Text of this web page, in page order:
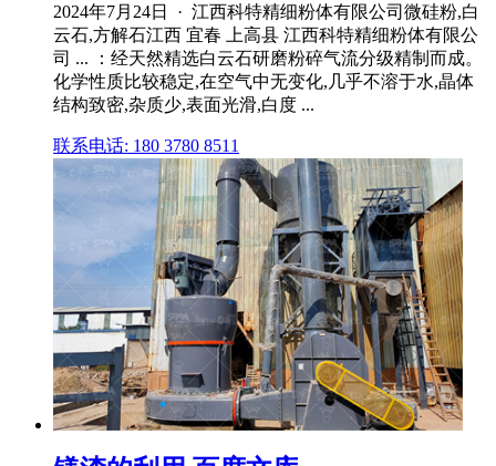
2024年7月24日 · 江西科特精细粉体有限公司微硅粉,白
云石,方解石江西 宜春 上高县 江西科特精细粉体有限公
司 ... ：经天然精选白云石研磨粉碎气流分级精制而成。
化学性质比较稳定,在空气中无变化,几乎不溶于水,晶体
结构致密,杂质少,表面光滑,白度 ...
联系电话: 180 3780 8511